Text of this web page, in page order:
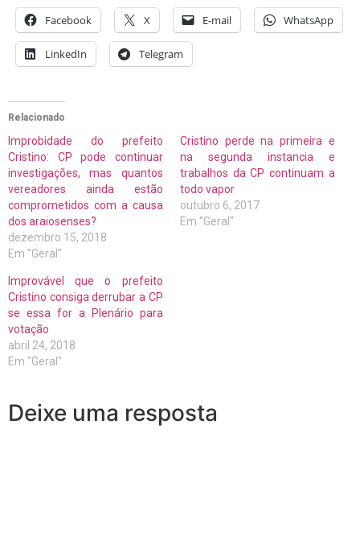
Facebook X E-mail WhatsApp
LinkedIn Telegram
Relacionado
Improbidade do prefeito
Cristino: CP pode continuar
investigações, mas quantos
vereadores ainda estão
comprometidos com a causa
dos araiosenses?
dezembro 15, 2018
Em "Geral"
Cristino perde na primeira e
na segunda instancia e
trabalhos da CP continuam a
todo vapor
outubro 6, 2017
Em "Geral"
Improvável que o prefeito
Cristino consiga derrubar a CP
se essa for a Plenário para
votação
abril 24, 2018
Em "Geral"
Deixe uma resposta